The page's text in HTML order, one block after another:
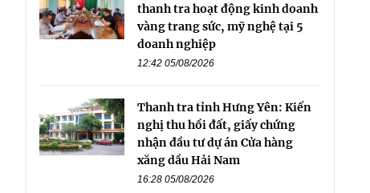
thanh tra hoạt động kinh doanh
vàng trang sức, mỹ nghệ tại 5
doanh nghiệp
12:42 05/08/2026
Thanh tra tỉnh Hưng Yên: Kiến
nghị thu hồi đất, giấy chứng
nhận đầu tư dự án Cửa hàng
xăng dầu Hải Nam
16:28 05/08/2026